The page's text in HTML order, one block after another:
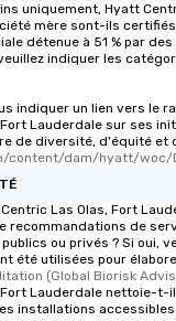
uniquement, Hyatt
mère sont-ils
détenue à 51 % par
indiquer les
indiquer un lien vers le
Lauderdale sur ses
de diversité, d'équité et
content/dam/hyatt/woc/
Las Olas, Fort
recommandations de
ou privés ? Si oui,
été utilisées pour
(Global Biorisk
Fort Lauderdale nettoie-
installations